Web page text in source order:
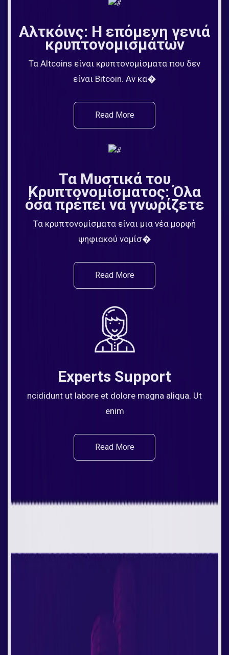
Αλτκόινς: Η επόμενη γενιά
κρυπτονομισμάτων
Τα Altcoins είναι κρυπτονομίσματα που δεν
είναι Bitcoin. Αν κα�
Read More
Τα Μυστικά του
Κρυπτονομίσματος: Όλα
όσα πρέπει να γνωρίζετε
Τα κρυπτονομίσματα είναι μια νέα μορφή
ψηφιακού νομίσ�
Read More
Experts Support
ncididunt ut labore et dolore magna aliqua. Ut
enim
Read More